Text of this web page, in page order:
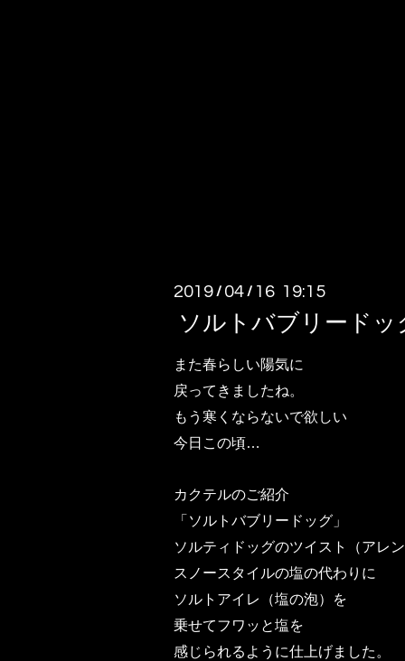
2019 / 04 / 16 19:15
ソルトバブリードッ
また春らしい陽気に
戻ってきましたね。
もう寒くならないで欲しい
今日この頃…
カクテルのご紹介
「ソルトバブリードッグ」
ソルティドッグのツイスト（アレ
スノースタイルの塩の代わりに
ソルトアイレ（塩の泡）を
乗せてフワッと塩を
感じられるように仕上げました。